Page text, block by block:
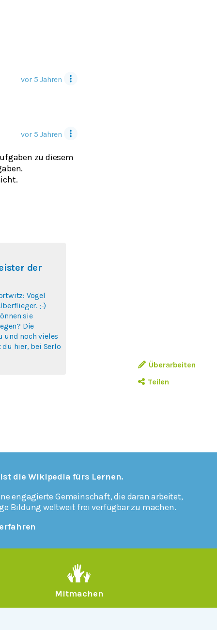
Überarbeiten
Teilen
vor 5 Jahren
vor 5 Jahren
zu diesem
der
Vögel
;-)
sie
Die
und noch vieles
hier, bei Serlo
die Wikipedia fürs Lernen.
engagierte Gemeinschaft, die daran arbeitet,
Bildung weltweit frei verfügbar zu machen.
Mitmachen